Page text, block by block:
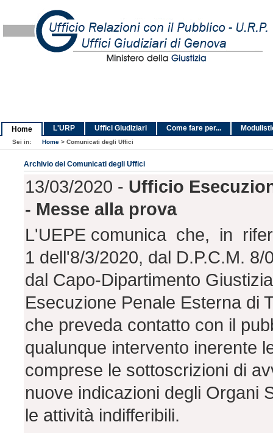
Home L'URP Uffici Giudiziari Come fare per...
Sei in: Home > Comunicati degli Uffici
Archivio dei Comunicati degli Uffici
13/03/2020 - Ufficio
- Messe alla prova
L'UEPE comunica che, in
1 dell'8/3/2020, dal D.P.C.M.
dal Capo-Dipartimento
Esecuzione Penale Esterna di
che preveda contatto con il
qualunque intervento inerente
comprese le sottoscrizioni di
nuove indicazioni degli Organi
le attività indifferibili.